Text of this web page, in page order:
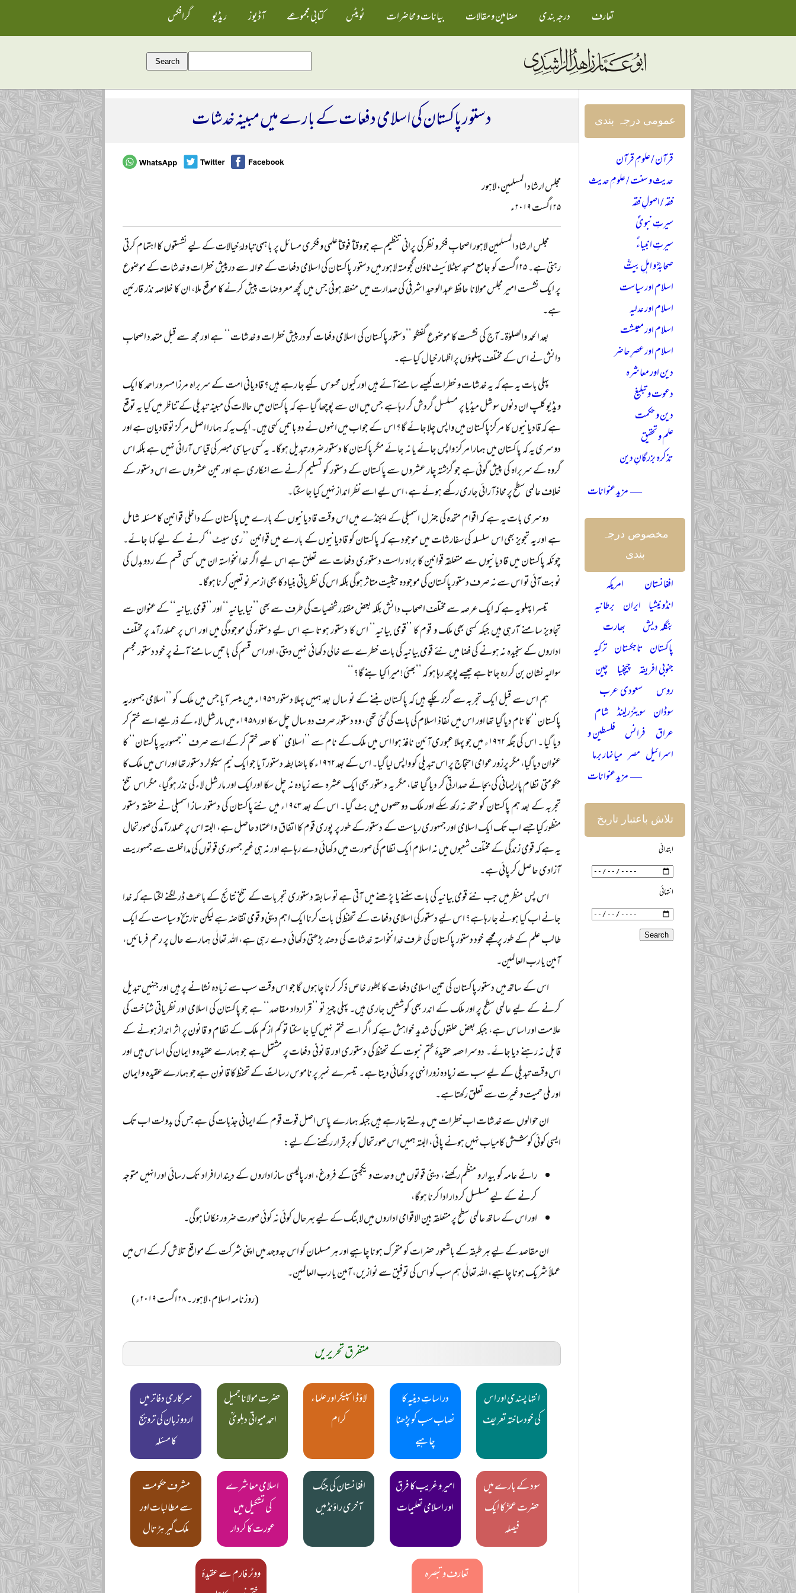
تعارف درجہ بندی مضامین و مقالات بیانات و محاضرات ٹویٹس کتابی مجموعے آڈیوز ریڈیو گرافکس
دستور پاکستان کی اسلامی دفعات کے بارے میں مبینہ خدشات
مجلس ارشاد المسلمین، لاہور
۲۵ اگست ۲۰۱۹ء
مجلس ارشاد المسلمین لاہور اصحابِ فکر و نظر کی پرانی تنظیم ہے جو وقتاً فوقتاً علمی و فکری مسائل پر باہمی تبادلۂ خیالات کے لیے نشستوں کا اہتمام کرتی
رہتی ہے۔ ۲۵ اگست کو جامع مسجد سیٹلائیٹ ٹاؤن گجومتہ لاہور میں دستور پاکستان کی اسلامی دفعات کے حوالہ سے درپیش خطرات و خدشات کے موضوع
پر ایک نشست امیر مجلس مولانا حافظ عبد الوحید اشرفی کی صدارت میں منعقد ہوئی جس میں کچھ معروضات پیش کرنے کا موقع ملا، ان کا خلاصہ نذر قارئین
ہے۔
بعد الحمد والصلوٰۃ۔ آج کی نشست کا موضوع گفتگو ’’دستور پاکستان کی اسلامی دفعات کو درپیش خطرات و خدشات‘‘ ہے اور مجھ سے قبل متعدد اصحابِ
دانش نے اس کے مختلف پہلوؤں پر اظہار خیال کیا ہے۔
پہلی بات یہ ہے کہ یہ خدشات و خطرات کیسے سامنے آئے ہیں اور کیوں محسوس کیے جا رہے ہیں؟ قادیانی امت کے سربراہ مرزا مسرور احمد کا ایک
ویڈیو کلپ ان دنوں سوشل میڈیا پر مسلسل گردش کر رہا ہے جس میں ان سے پوچھا گیا ہے کہ پاکستان میں حالات کی مبینہ تبدیلی کے تناظر میں کیا یہ توقع
ہے کہ قادیانیوں کا مرکز پاکستان میں واپس چلا جائے گا؟ اس کے جواب میں انہوں نے دو باتیں کہی ہیں۔ ایک یہ کہ ہمارا اصل مرکز تو قادیان ہے اور
دوسری یہ کہ پاکستان میں ہمارا مرکز واپس جائے یا نہ جائے مگر پاکستان کا دستور ضرور تبدیل ہوگا۔ یہ کسی سیاسی مبصر کی قیاس آرائی نہیں ہے بلکہ اس
گروہ کے سربراہ کی پیش گوئی ہے جو گزشتہ چار عشروں سے پاکستان کے دستور کو تسلیم کرنے سے انکاری ہے اور تین عشروں سے اس دستور کے
خلاف عالمی سطح پر محاذ آرائی جاری رکھے ہوئے ہے، اس لیے اسے نظر انداز نہیں کیا جا سکتا۔
دوسری بات یہ ہے کہ اقوام متحدہ کی جنرل اسمبلی کے ایجنڈے میں اس وقت قادیانیوں کے بارے میں پاکستان کے داخلی قوانین کا مسئلہ شامل
ہے اور یہ تجویز بھی اس سلسلہ کی سفارشات میں موجود ہے کہ پاکستان کو قادیانیوں کے بارے میں قوانین ’’ری سیٹ‘‘ کرنے کے لیے کہا جائے۔
چونکہ پاکستان میں قادیانیوں سے متعلقہ قوانین کا براہ راست دستوری دفعات سے تعلق ہے اس لیے اگر خدانخواستہ ان میں کسی قسم کے ردوبدل کی
نوبت آئی تو اس سے نہ صرف دستور پاکستان کی موجودہ حیثیت متاثر ہوگی بلکہ اس کی نظریاتی بنیاد کا بھی ازسرنو تعین کرنا ہوگا۔
تیسرا پہلو یہ ہے کہ ایک عرصہ سے مختلف اصحاب دانش بلکہ بعض مقتدر شخصیات کی طرف سے بھی ’’نیا بیانیہ‘‘ اور ’’قومی بیانیہ‘‘ کے عنوان سے
تجاویز سامنے آرہی ہیں جبکہ کسی بھی ملک و قوم کا ’’قومی بیانیہ‘‘ اس کا دستور ہوتا ہے اس لیے دستور کی موجودگی میں اور اس پر عملدرآمد پر مختلف
اداروں کے سنجیدہ نہ ہونے کی فضا میں نئے قومی بیانیہ کی بات خطرے سے خالی دکھائی نہیں دیتی، اور اس قسم کی باتیں سامنے آنے پر خود دستور مجسم
سوالیہ نشان بن کر رہ جاتا ہے جیسے پوچھ رہا ہو کہ ’’بھئی! میرا کیا بنے گا؟‘‘
ہم اس سے قبل ایک تجربہ سے گزر چکے ہیں کہ پاکستان بننے کے نو سال بعد ہمیں پہلا دستور ۱۹۵۶ء میں میسر آیا جس میں ملک کو ’’اسلامی جمہوریہ
پاکستان‘‘ کا نام دیا گیا تھا اور اس میں نفاذ اسلام کی بات کی گئی تھی، وہ دستور صرف دو سال چل سکا اور ۱۹۵۸ء میں مارشل لاء کے ذریعے اسے ختم کر
دیا گیا ۔ اس کی جگہ ۱۹۶۲ء میں جو پہلا عبوری آئین نافذ ہوا اس میں ملک کے نام سے ’’اسلامی‘‘ کا حصہ ختم کر کے اسے صرف ’’جمہوریہ پاکستان‘‘ کا
عنوان دیا گیا، مگر پرزور عوامی احتجاج پر اس تبدیلی کو واپس لیا گیا۔ اس کے بعد ۱۹۶۲ء کا باضابطہ دستور آیا جو ایک نیم سیکولر دستور تھا اور اس میں ملک کا
حکومتی نظام پارلیمانی کی بجائے صدارتی کر دیا گیا تھا، مگر یہ دستور بھی ایک عشرہ سے زیادہ نہ چل سکا اور ایک اور مارشل لاء کی نذر ہوگیا، مگر اس تلخ
تجربہ کے بعد ہم پاکستان کو متحد نہ رکھ سکے اور ملک دو حصوں میں بٹ گیا۔ اس کے بعد ۱۹۷۳ء میں نئے پاکستان کی دستور ساز اسمبلی نے متفقہ دستور
منظور کیا جسے اب تک ایک اسلامی اور جمہوری ریاست کے دستور کے طور پر پوری قوم کا اتفاق و اعتماد حاصل ہے، البتہ اس پر عملدرآمد کی صورتحال
یہ ہے کہ قومی زندگی کے مختلف شعبوں میں نہ اسلام ایک نظام کی صورت میں دکھائی دے رہا ہے اور نہ ہی غیر جمہوری قوتوں کی مداخلت سے جمہوریت
آزادی حاصل کر پائی ہے۔
اس پس منظر میں جب نئے قومی بیانیہ کی بات سننے یا پڑھنے میں آتی ہے تو سابقہ دستوری تجربات کے تلخ نتائج کے باعث ڈر لگنے لگتا ہے کہ خدا
جانے اب کیا ہونے جا رہا ہے؟ اس لیے دستور کی اسلامی دفعات کے تحفظ کی بات کرنا ایک اہم دینی و قومی تقاضہ ہے لیکن تاریخ و سیاست کے ایک
طالب علم کے طور پر مجھے خود دستور پاکستان کی طرف خدانخواستہ خدشات کی دھند بڑھتی دکھائی دے رہی ہے، اللہ تعالٰی ہمارے حال پر رحم فرمائیں،
آمین یا رب العالمین۔
اس کے ساتھ میں دستور پاکستان کی تین اسلامی دفعات کا بطور خاص ذکر کرنا چاہوں گا جو اس وقت سب سے زیادہ نشانے پر ہیں اور جنہیں تبدیل
کرنے کے لیے عالمی سطح پر اور ملک کے اندر بھی کوششیں جاری ہیں۔ پہلی چیز تو ’’قرارداد مقاصد‘‘ ہے جو پاکستان کی اسلامی اور نظریاتی شناخت کی
علامت اور اساس ہے، جبکہ بعض حلقوں کی شدید خواہش ہے کہ اگر اسے ختم نہیں کیا جا سکتا تو کم از کم ملک کے نظام و قانون پر اثر انداز ہونے کے
قابل نہ رہنے دیا جائے۔ دوسرا حصہ عقیدۂ ختم نبوت کے تحفظ کی دستوری اور قانونی دفعات پر مشتمل ہے جو ہمارے عقیدہ و ایمان کی اساس ہیں اور
اس وقت تبدیلی کے لیے سب سے زیادہ زور انہی پر دکھائی دیتا ہے۔ تیسرے نمبر پر ناموس رسالتؐ کے تحفظ کا قانون ہے جو ہمارے عقیدہ و ایمان
اور ملی حمیت و غیرت سے تعلق رکھتا ہے۔
ان حوالوں سے خدشات اب خطرات میں بدلتے جا رہے ہیں جبکہ ہمارے پاس اصل قوت قوم کے ایمانی جذبات کی ہے جس کی بدولت اب تک
ایسی کوئی کوشش کامیاب نہیں ہونے پائی، البتہ ہمیں اس صورتحال کو برقرار رکھنے کے لیے:
رائے عامہ کو بیدار و منظم رکھنے، دینی قوتوں میں وحدت و یکجہتی کے فروغ، اور پالیسی ساز اداروں کے دیندار افراد تک رسائی اور انہیں متوجہ
کرنے کے لیے مسلسل کردار ادا کرنا ہوگا،
اور اس کے ساتھ عالمی سطح پر متعلقہ بین الاقوامی اداروں میں لابنگ کے لیے بہرحال کوئی نہ کوئی صورت ضرور نکالنا ہوگی۔
ان مقاصد کے لیے ہر طبقہ کے باشعور حضرات کو متحرک ہونا چاہیے اور ہر مسلمان کو اس جدوجہد میں اپنی شرکت کے مواقع تلاش کر کے اس میں
عملاً شریک ہونا چاہیے، اللہ تعالٰی ہم سب کو اس کی توفیق سے نوازیں، آمین یا رب العالمین۔
(روزنامہ اسلام، لاہور ۔ ۲۸ اگست ۲۰۱۹ء)
متفرق تحریریں
انتہا پسندی اور اس
کی خودساختہ تعریف
دراساتِ دینیہ کا
نصاب سب کو پڑھنا
چاہیے
لاؤڈ اسپیکر اور علماء
کرام
حضرت مولانا جمیل
احمد میواتی دہلویؒ
سرکاری دفاتر میں
اردو زبان کی ترویج
کا مسئلہ
سود کے بارے میں
حضرت عمرؓ کا ایک
فیصلہ
امیر و غریب کا فرق
اور اسلامی تعلیمات
افغانستان کی جنگ
آخری راؤنڈ میں
اسلامی معاشرے
کی تشکیل میں
عورت کا کردار
مشرف حکومت
سے مطالبات اور
ملک گیر ہڑتال
تعارف و تبصرہ
ووٹر فارم سے عقیدۂ
عمومی درجہ بندی
قرآن / علومِ قرآن
حدیث و سنت / علومِ حدیث
فقہ / اصولِ فقہ
سیرتِ نبویؐ
سیرتِ انبیاءؑ
صحابہؓ و اہلِ بیتؓ
اسلام اور سیاست
اسلام اور عدلیہ
اسلام اور معیشت
اسلام اور عصرِ حاضر
دین اور معاشرہ
دعوت و تبلیغ
دین و حکمت
علم و تحقیق
تذکرہ بزرگانِ دین
— مزید عنوانات
مخصوص درجہ
بندی
افغانستان
امریکہ
انڈونیشیا ایران برطانیہ
بنگلہ دیش
بھارت
پاکستان تاجکستان ترکیہ
جنوبی افریقہ چیچنیا چین
روس
سعودی عرب
سوڈان سویٹزرلینڈ شام
عراق فرانس فلسطین و
اسرائیل مصر میانمار برما
— مزید عنوانات
تلاش باعتبار تاریخ
ابتدائی
انتہائی